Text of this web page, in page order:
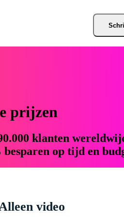
prijzen
klanten
op tijd en
video